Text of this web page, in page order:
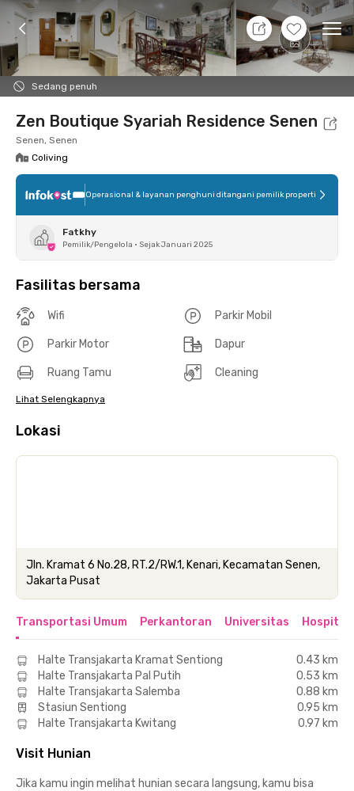
+36
Sedang penuh
7 Agt 26 - Belum tahu
Foto Fasilitas bersama Lokasi Kamar
Zen Boutique Syariah Residence Senen
Senen, Senen
Coliving
Operasional & layanan penghuni ditangani pemilik properti
Fatkhy
Pemilik/Pengelola • Sejak Januari 2025
Fasilitas bersama
Wifi Parkir Mobil
Parkir Motor Dapur
Ruang Tamu Cleaning
Lihat Selengkapnya
Lokasi
Jln. Kramat 6 No.28, RT.2/RW.1, Kenari, Kecamatan Senen,
Jakarta Pusat
Transportasi Umum Perkantoran Universitas Hospital
Halte Transjakarta Kramat Sentiong
0.43 km
Halte Transjakarta Pal Putih
0.53 km
Halte Transjakarta Salemba
0.88 km
Stasiun Sentiong
0.95 km
Halte Transjakarta Kwitang
0.97 km
Visit Hunian
Jika kamu ingin melihat hunian secara langsung, kamu bisa